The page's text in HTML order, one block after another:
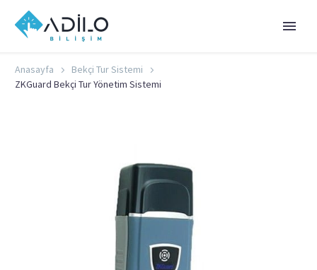
Anasayfa
Bekçi Tur Sistemi
ZKGuard Bekçi Tur Yönetim Sistemi